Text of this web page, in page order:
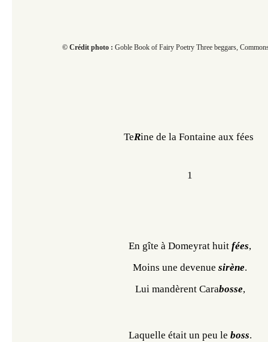
© Crédit photo : Goble Book of Fairy Poetry Three beggars,
TeRine de la Fontaine aux fées
1
En gîte à Domeyrat huit fées,
Moins une devenue sirène.
Lui mandèrent Carabosse,
Laquelle était un peu le boss.